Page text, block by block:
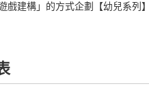
戲建構」的方式企劃【幼兒系列